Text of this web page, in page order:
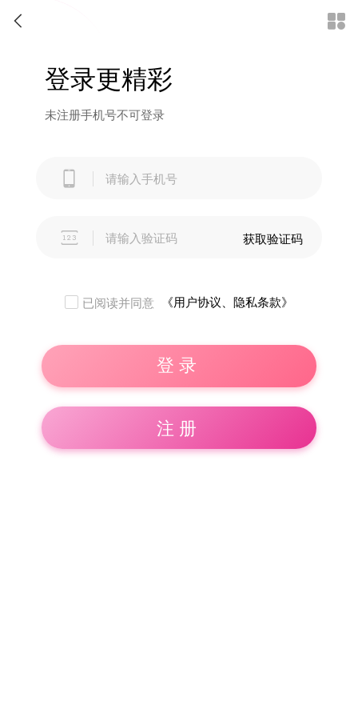

登录更精彩
未注册手机号不可登录
 获取验证码
已阅读并同意 《用户协议、隐私条款》
登录
注册
